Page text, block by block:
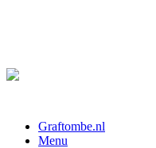
Graftombe.nl
Menu